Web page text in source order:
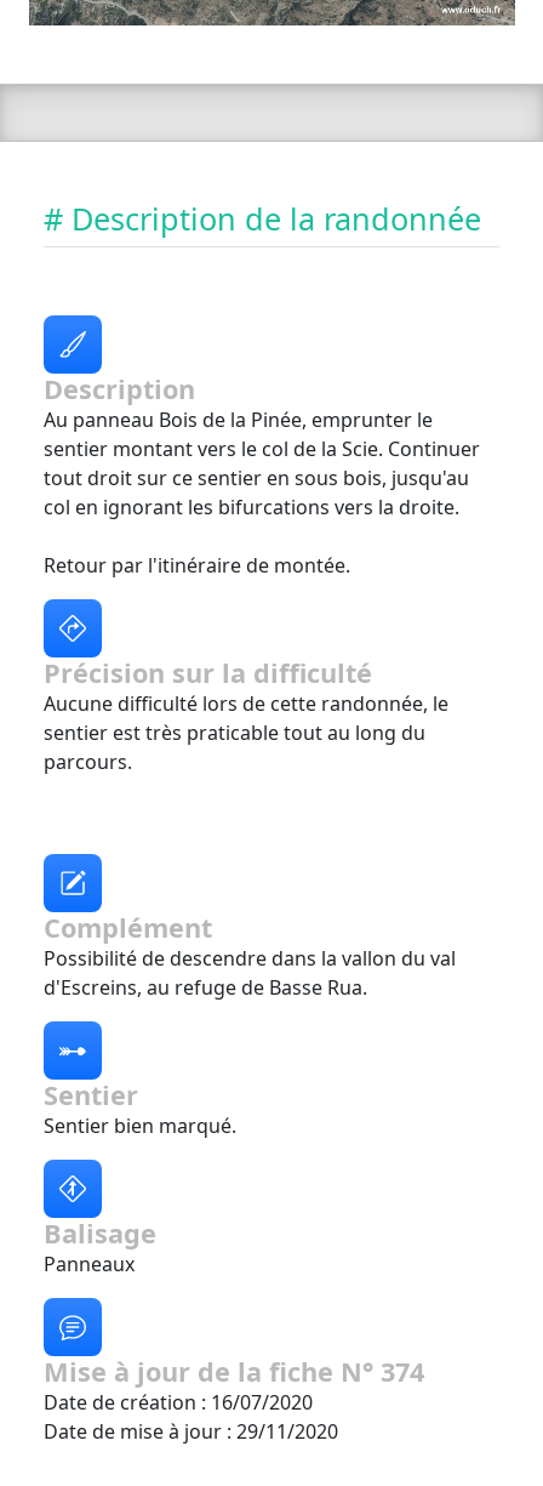
# Description de la randonnée
Description
Au panneau Bois de la Pinée, emprunter le
sentier montant vers le col de la Scie. Continuer
tout droit sur ce sentier en sous bois, jusqu'au
col en ignorant les bifurcations vers la droite.
Retour par l'itinéraire de montée.
Précision sur la difficulté
Aucune difficulté lors de cette randonnée, le
sentier est très praticable tout au long du
parcours.
Complément
Possibilité de descendre dans la vallon du val
d'Escreins, au refuge de Basse Rua.
Sentier
Sentier bien marqué.
Balisage
Panneaux
Mise à jour de la fiche N° 374
Date de création : 16/07/2020
Date de mise à jour : 29/11/2020